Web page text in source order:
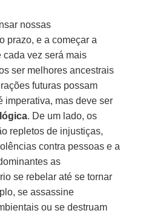
nossas
prazo, e a começar a
cada vez será mais
ser melhores ancestrais
futuras possam
imperativa, mas deve ser
. De um lado, os
repletos de injustiças,
contra pessoas e a
as
se rebelar até se tornar
se assassine
ou se destruam